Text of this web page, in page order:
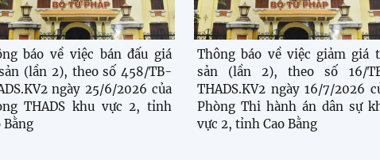
báo về việc bán đấu giá
(lần 2), theo số 458/TB-
ngày 25/6/2026 của
THADS khu vực 2, tỉnh
Bằng
Thông báo về việc giảm giá
sản (lần 2), theo số 16/
THADS.KV2 ngày 16/7/2026
Phòng Thi hành án dân sự
vực 2, tỉnh Cao Bằng